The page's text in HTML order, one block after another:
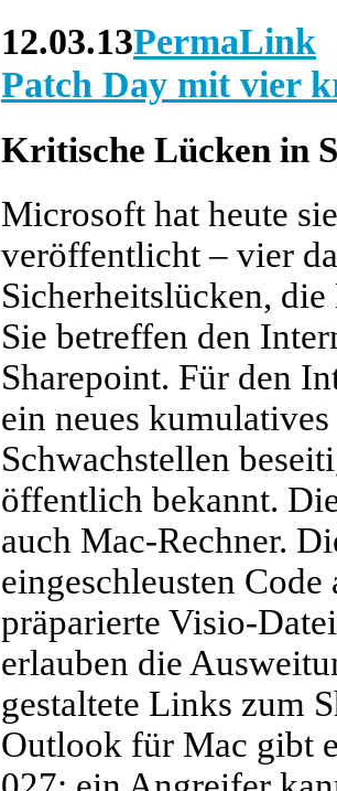
12.03.13PermaLink
Patch Day mit vier
Kritische Lücken in
Microsoft hat heute
veröffentlicht – vier
Sicherheitslücken,
Sie betreffen den
Sharepoint. Für den
ein neues
Schwachstellen
öffentlich bekannt.
auch Mac-Rechner.
eingeschleusten
präparierte Visio-
erlauben die
gestaltete Links zum
Outlook für Mac gibt